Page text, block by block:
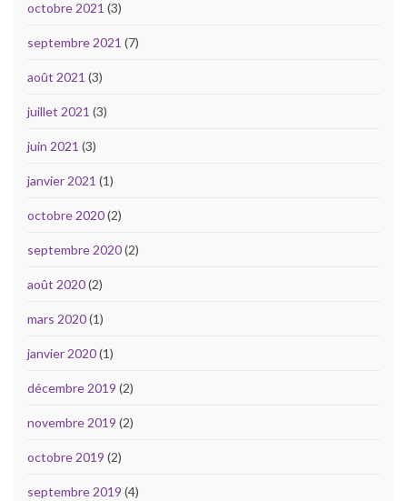
octobre 2021 (3)
septembre 2021 (7)
août 2021 (3)
juillet 2021 (3)
juin 2021 (3)
janvier 2021 (1)
octobre 2020(2)
septembre 2020(2)
août 2020(2)
mars 2020(1)
janvier 2020(1)
décembre 2019 (2)
novembre 2019 (2)
octobre 2019 (2)
septembre 2019 (4)